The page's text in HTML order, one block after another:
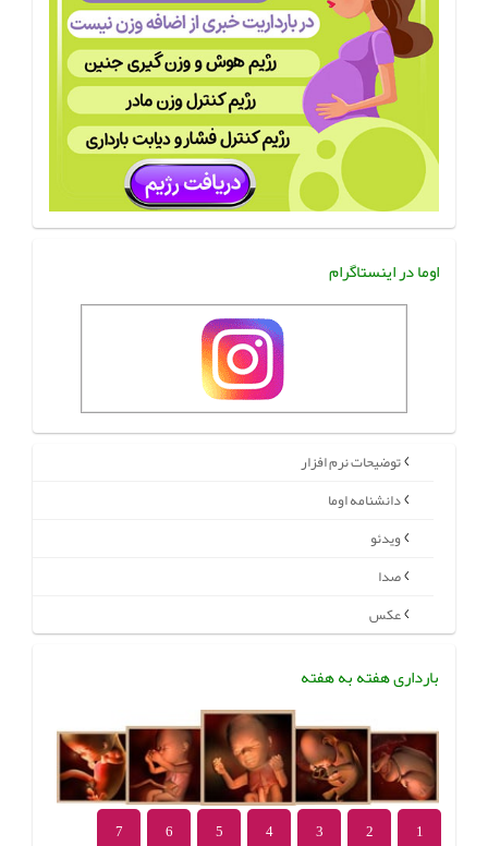
اوما در اینستاگرام
توضیحات نرم افزار
دانشنامه اوما
ویدئو
صدا
عکس
بارداری هفته به هفته
1
2
3
4
5
6
7